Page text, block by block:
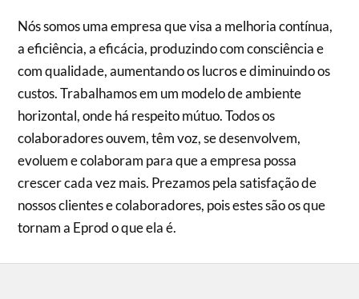
Nós somos uma empresa que visa a melhoria contínua,
a eficiência, a eficácia, produzindo com consciência e
com qualidade, aumentando os lucros e diminuindo os
custos. Trabalhamos em um modelo de ambiente
horizontal, onde há respeito mútuo. Todos os
colaboradores ouvem, têm voz, se desenvolvem,
evoluem e colaboram para que a empresa possa
crescer cada vez mais. Prezamos pela satisfação de
nossos clientes e colaboradores, pois estes são os que
tornam a Eprod o que ela é.